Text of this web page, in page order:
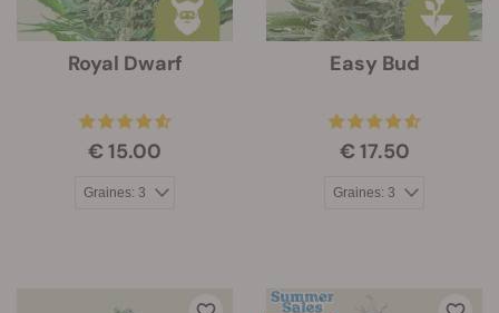
Royal Dwarf
€ 15.00
Easy Bud
€ 17.50